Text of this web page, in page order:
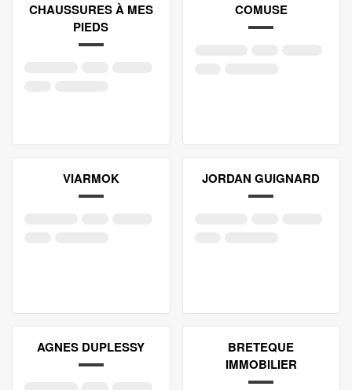
CHAUSSURES À MES
PIEDS
COMUSE
VIARMOK JORDAN GUIGNARD
AGNES DUPLESSY
BRETEQUE
IMMOBILIER